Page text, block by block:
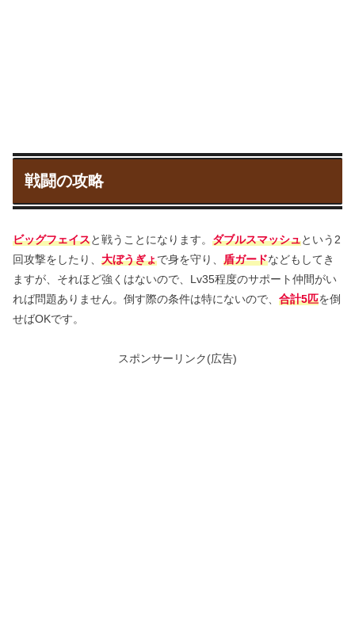
戦闘の攻略
ビッグフェイスと戦うことになります。 ダブルスマッシュという2
回攻撃をしたり、 大ぼうぎょで身を守り、 盾ガードなどもしてき
ますが、それほど強くはないので、Lv35程度のサポート仲間がい
れば問題ありません。倒す際の条件は特にないので、 合計5匹を倒
せばOKです。
スポンサーリンク(広告)